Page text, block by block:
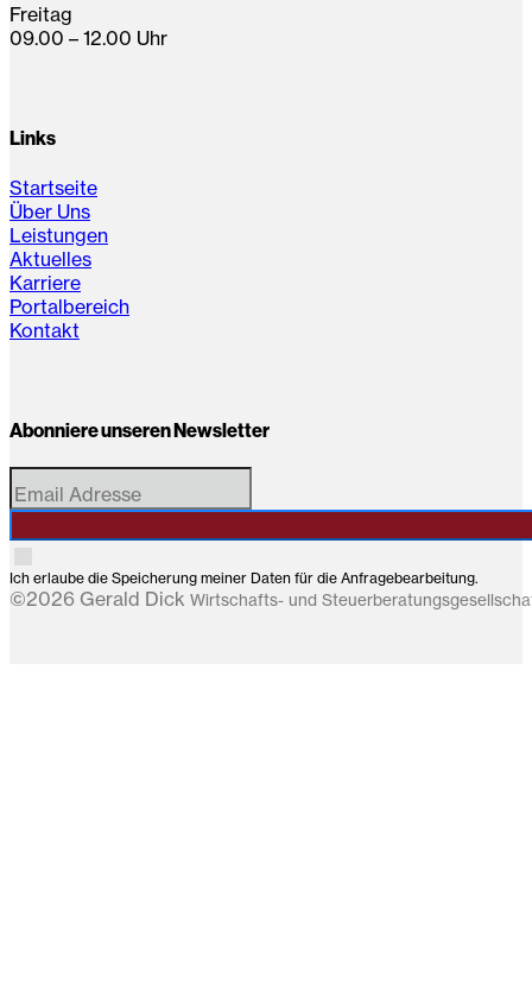
Freitag
09.00 – 12.00 Uhr
Links
Startseite
Über Uns
Leistungen
Aktuelles
Karriere
Portalbereich
Kontakt
Abonniere unseren Newsletter
Ich erlaube die Speicherung meiner Daten für die Anfragebearbeitung.
©2026 Gerald Dick Wirtschafts- und